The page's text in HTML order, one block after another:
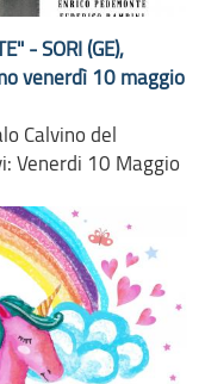
- SORI (GE),
venerdì 10 maggio
Calvino del
Venerdi 10 Maggio